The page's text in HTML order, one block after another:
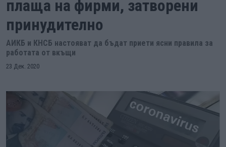
плаща на фирми, затворени
принудително
АИКБ и КНСБ настояват да бъдат приети ясни правила за
работата от вкъщи
23 Дек. 2020